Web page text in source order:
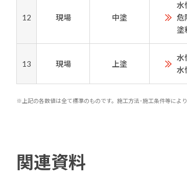
12 現場 中塗
水
危
塗
13 現場 上塗
水
水
※上記の各数値は全て標準のものです。施工方法･施工条件等によ
関連資料